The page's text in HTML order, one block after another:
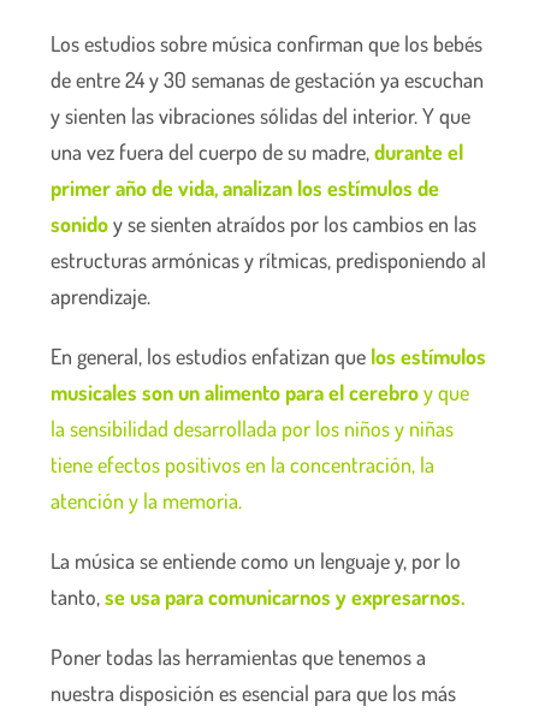
Los estudios sobre música confirman que los bebés
de entre 24 y 30 semanas de gestación ya escuchan
y sienten las vibraciones sólidas del interior. Y que
una vez fuera del cuerpo de su madre,durante el
primer año de vida, analizan los estímulos de
sonidoy se sienten atraídos por los cambios en las
estructuras armónicas y rítmicas, predisponiendo al
aprendizaje.
En general, los estudios enfatizan que los estímulos
musicales son un alimento para el cerebroy que
la sensibilidad desarrollada por los niños y niñas
tiene efectos positivos en la concentración, la
atención y la memoria.
La música se entiende como un lenguaje y, por lo
tanto,se usa para comunicarnos y expresarnos.
Poner todas las herramientas que tenemos a
nuestra disposición es esencial para que los más